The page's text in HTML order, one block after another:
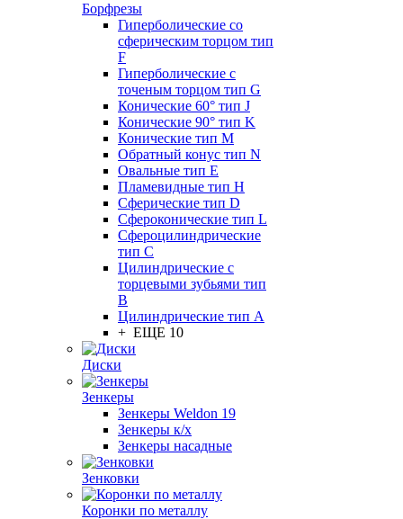
Борфрезы
Гиперболические cо
сферическим торцом тип
F
Гиперболические с
точеным торцом тип G
Конические 60° тип J
Конические 90° тип K
Конические тип M
Обратный конус тип N
Овальные тип E
Пламевидные тип H
Сферические тип D
Сфероконические тип L
Сфероцилиндрические
тип C
Цилиндрические с
торцевыми зубьями тип
B
Цилиндрические тип А
+ ЕЩЕ 10
Диски
Зенкеры
Зенкеры Weldon 19
Зенкеры к/х
Зенкеры насадные
Зенковки
Коронки по металлу